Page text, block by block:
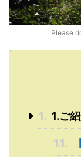
Please
1. 1.ご
1.1.